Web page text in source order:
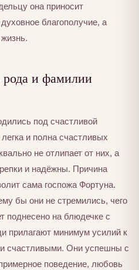
она приносит
благополучие, а
и фамилии
под счастливой
и полна счастливых
не отлипает от них, а
и надёжны. Причина
сама госпожа Фортуна.
бы они не стремились, чего
поднесено на блюдечке с
прилагают минимум усилий к
счастливыми. Они успешны с
поведение, любовь